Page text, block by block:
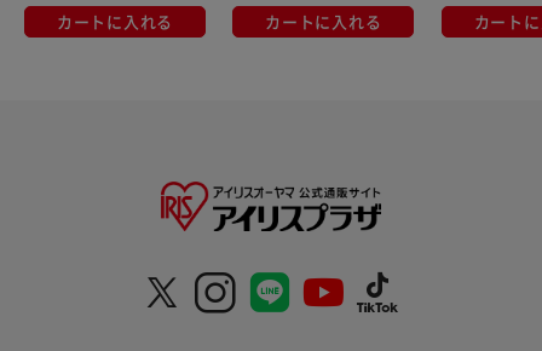
カートに入れる カートに入れる カート